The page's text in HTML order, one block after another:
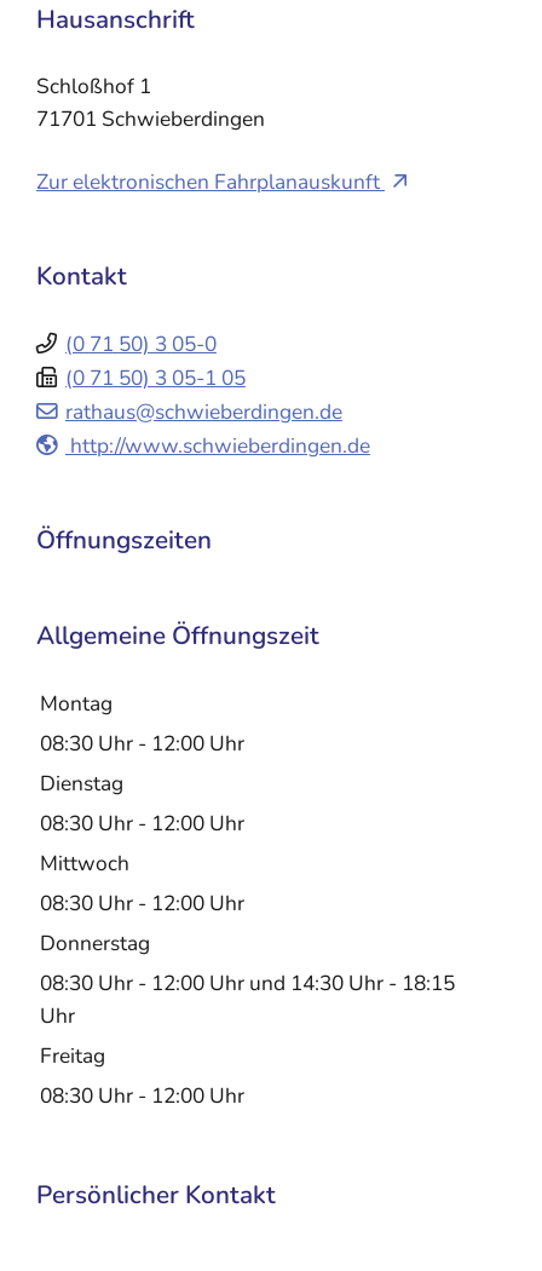
Hausanschrift
Schloßhof 1
71701 Schwieberdingen
Zur elektronischen Fahrplanauskunft
Kontakt
(0 71 50) 3 05-0
(0 71 50) 3 05-1 05
rathaus@schwieberdingen.de
http://www.schwieberdingen.de
Öffnungszeiten
Allgemeine Öffnungszeit
Montag
08:30 Uhr - 12:00 Uhr
Dienstag
08:30 Uhr - 12:00 Uhr
Mittwoch
08:30 Uhr - 12:00 Uhr
Donnerstag
08:30 Uhr - 12:00 Uhr und 14:30 Uhr - 18:15
Uhr
Freitag
08:30 Uhr - 12:00 Uhr
Persönlicher Kontakt